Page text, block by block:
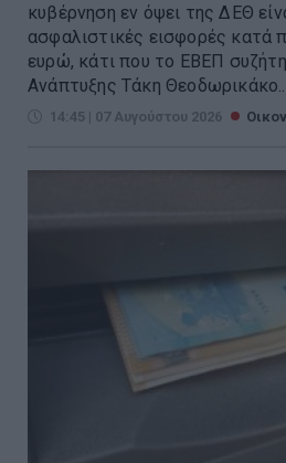
κυβέρνηση εν όψει της ΔΕΘ
ασφαλιστικές εισφορές κατά
ευρώ, κάτι που το ΕΒΕΠ
Ανάπτυξης Τάκη Θεοδωρικάκο....
14:45 | 07 Αυγούστου 2026